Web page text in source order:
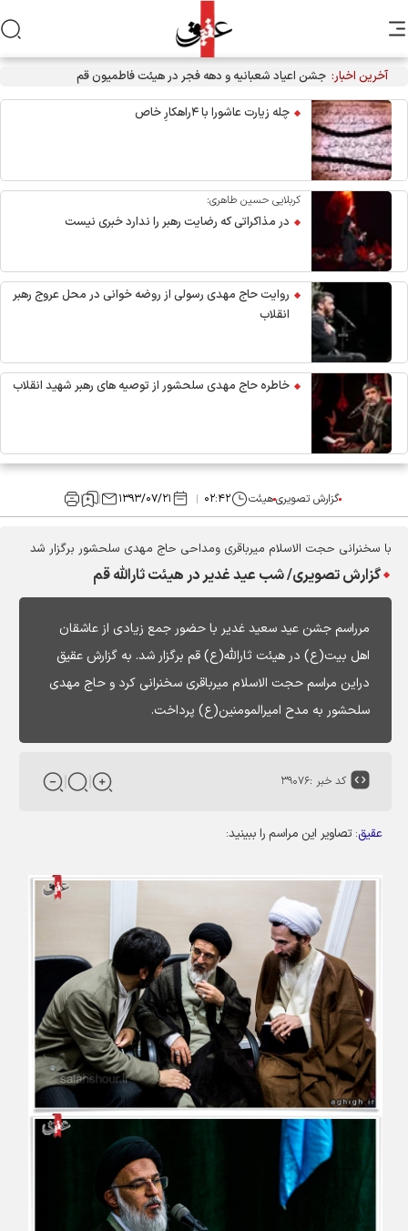
آخرین اخبار:
چله زیارت عاشورا با ۴راهکارِ خاص
کربلایی حسین طاهری:
در مذاکراتی که رضایت رهبر را ندارد خبری نیست
روایت حاج مهدی رسولی از روضه خوانی در محل عروج رهبر
انقلاب
خاطره حاج مهدی سلحشور از توصیه های رهبر شهید انقلاب
گزارش تصویریهیئت ۰۲:۴۲ ۱۳۹۳/۰۷/۲۱
با سخنرانی حجت الاسلام میرباقری ومداحی حاج مهدی سلحشور برگزار شد
گزارش تصویری/ شب عید غدیر در هیئت ثارالله قم
مرراسم جشن عید سعید غدیر با حضور جمع زیادی از عاشقان
اهل بیت(ع) در هیئت ثارالله(ع) قم برگزار شد. به گزارش عقیق
دراین مراسم حجت الاسلام میرباقری سخنرانی کرد و حاج مهدی
سلحشور به مدح امیرالمومنین(ع) پرداخت.
کد خبر :۳۹۰۷۶
عقیق: تصاویر این مراسم را ببینید: